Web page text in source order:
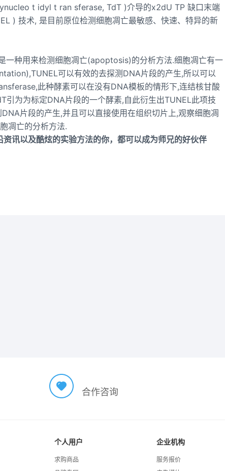
t idyl t ran sferase, TdT )介导的x2dU TP 缺口末端
) 技术, 是目前原位检测细胞凋亡最敏感、快速、特异的新
种用来检测细胞凋亡(apoptosis)的分析方法.细胞凋亡有一
可以有效的去探测DNA片段的产生,所以可以
此种酵素可以在没有DNA模板的情形下,连结核甘酸
为为标定DNA片段的一个酵素,自此衍生出TUNEL此项技
片段的产生,并且可以直接使用在组织切片上,观察细胞凋
凋亡的分析方法.
讯以及酷炫的实验方法的你，都可以成为师兄的好伙伴
合作咨询
个人用户
求购商品
企业机构
服务报价